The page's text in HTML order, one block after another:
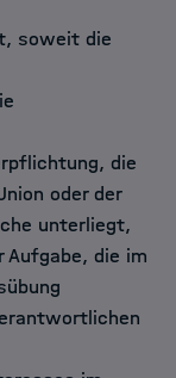
soweit die
die
oder der
unterliegt,
Aufgabe, die im